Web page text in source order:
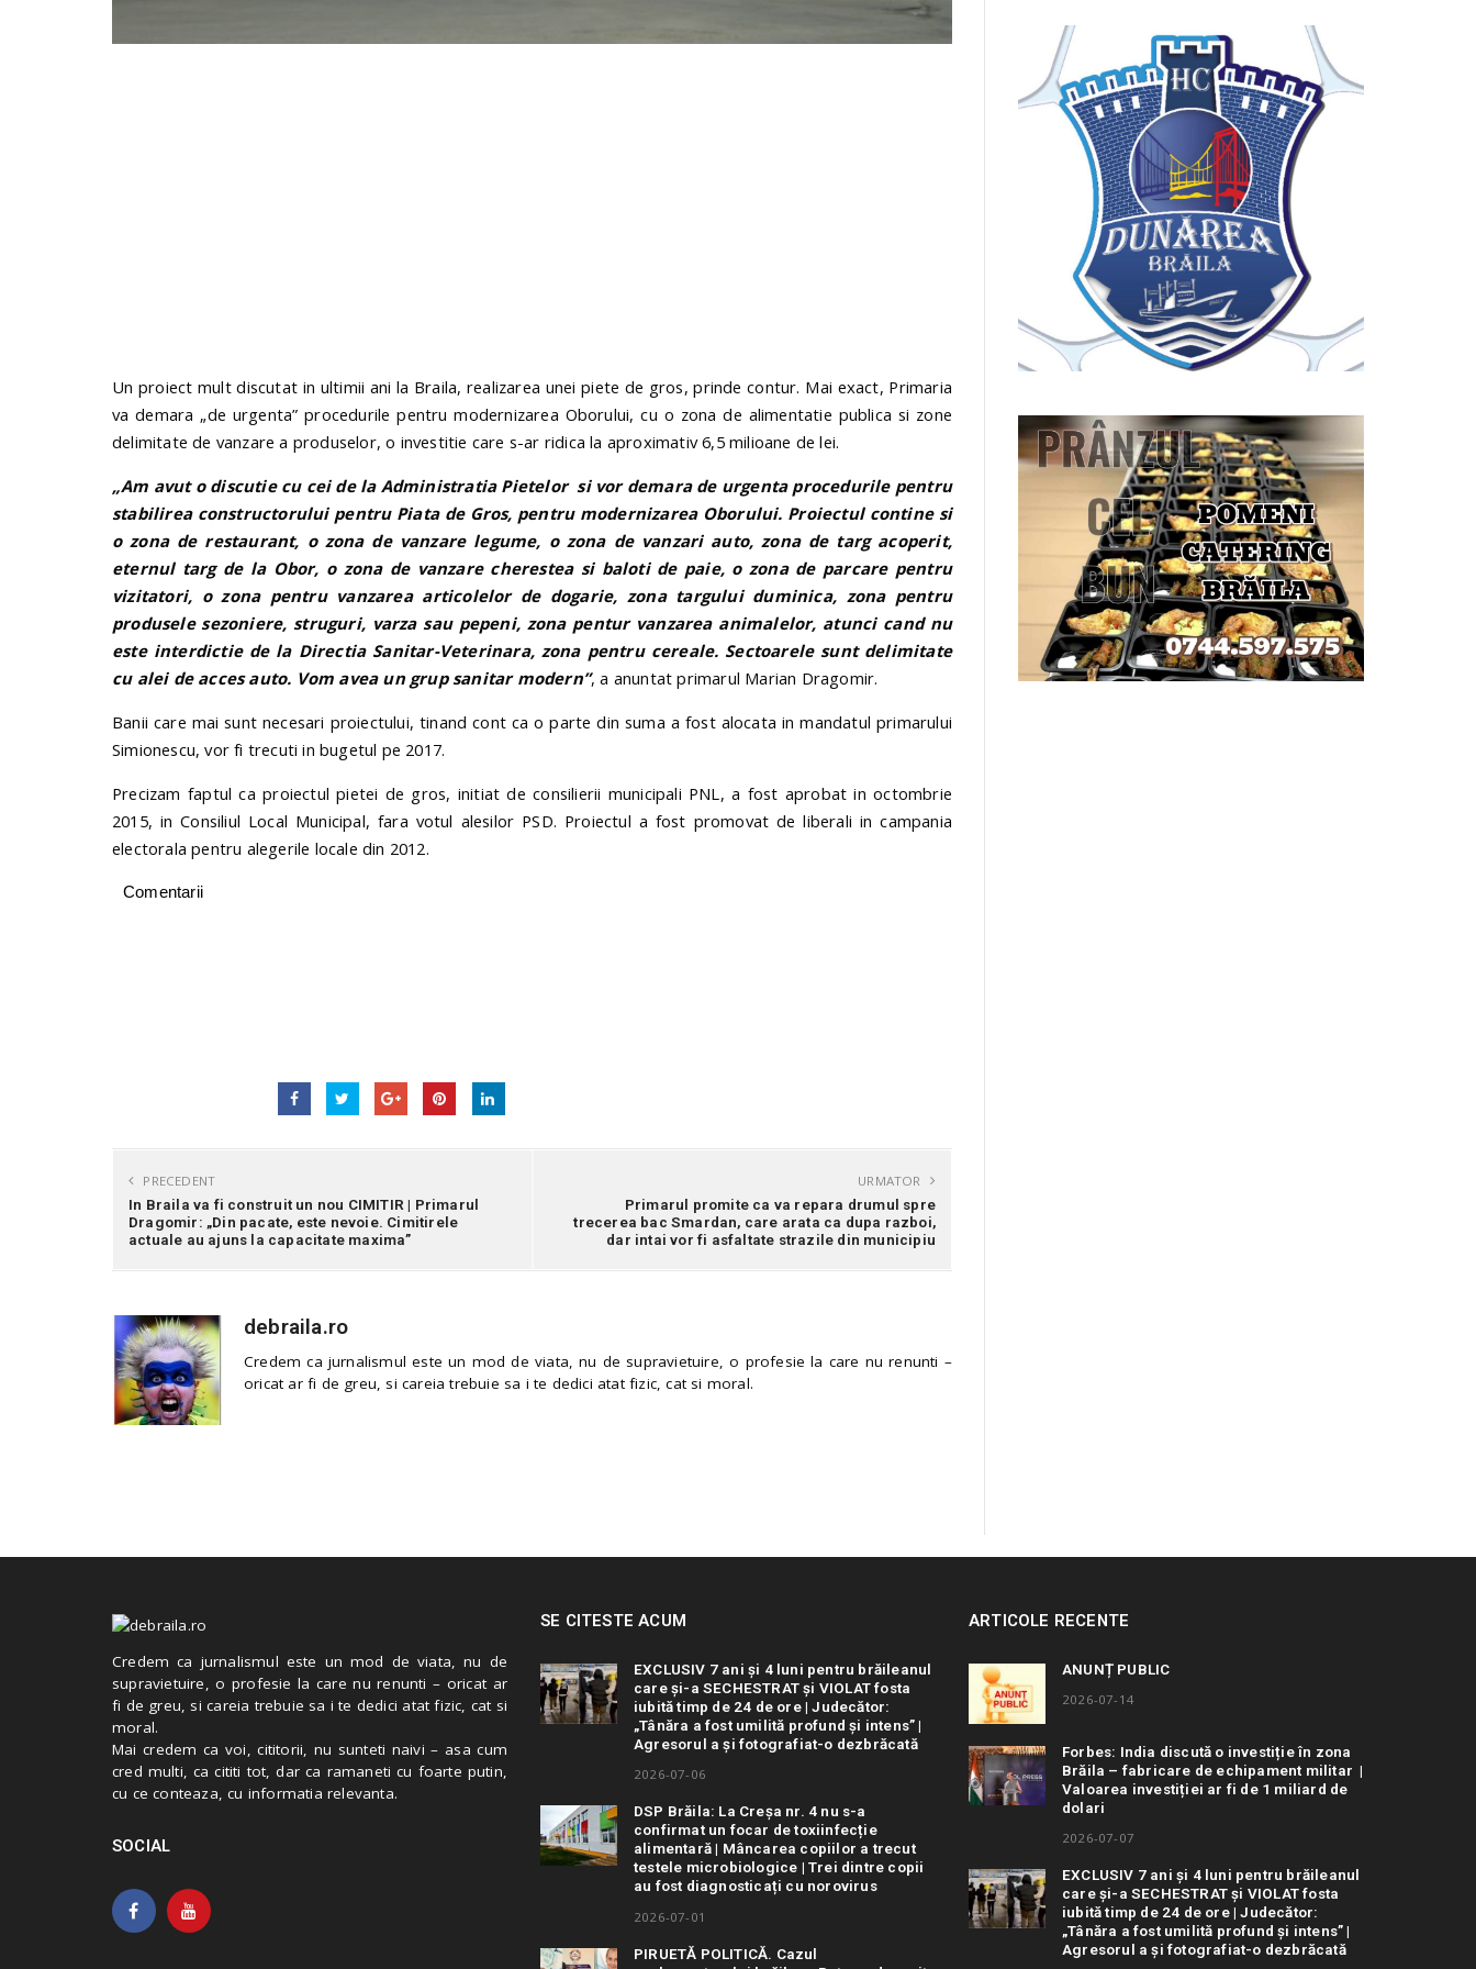
Un proiect mult discutat in ultimii ani la Braila, realizarea unei piete de gros, prinde contur. Mai exact, Primaria
va demara „de urgenta” procedurile pentru modernizarea Oborului, cu o zona de alimentatie publica si zone
delimitate de vanzare a produselor, o investitie care s-ar ridica la aproximativ 6,5 milioane de lei.
„Am avut o discutie cu cei de la Administratia Pietelor si vor demara de urgenta procedurile pentru
stabilirea constructorului pentru Piata de Gros, pentru modernizarea Oborului. Proiectul contine si
o zona de restaurant, o zona de vanzare legume, o zona de vanzari auto, zona de targ acoperit,
eternul targ de la Obor, o zona de vanzare cherestea si baloti de paie, o zona de parcare pentru
vizitatori, o zona pentru vanzarea articolelor de dogarie, zona targului duminica, zona pentru
produsele sezoniere, struguri, varza sau pepeni, zona pentur vanzarea animalelor, atunci cand nu
este interdictie de la Directia Sanitar-Veterinara, zona pentru cereale. Sectoarele sunt delimitate
cu alei de acces auto. Vom avea un grup sanitar modern”, a anuntat primarul Marian Dragomir.
Banii care mai sunt necesari proiectului, tinand cont ca o parte din suma a fost alocata in mandatul primarului
Simionescu, vor fi trecuti in bugetul pe 2017.
Precizam faptul ca proiectul pietei de gros, initiat de consilierii municipali PNL, a fost aprobat in octombrie
2015, in Consiliul Local Municipal, fara votul alesilor PSD. Proiectul a fost promovat de liberali in campania
electorala pentru alegerile locale din 2012.
Comentarii
PRECEDENT
In Braila va fi construit un nou CIMITIR | Primarul
Dragomir: „Din pacate, este nevoie. Cimitirele
actuale au ajuns la capacitate maxima”
URMATOR
Primarul promite ca va repara drumul spre
trecerea bac Smardan, care arata ca dupa razboi,
dar intai vor fi asfaltate strazile din municipiu
debraila.ro
Credem ca jurnalismul este un mod de viata, nu de supravietuire, o profesie la care nu renunti –
oricat ar fi de greu, si careia trebuie sa i te dedici atat fizic, cat si moral.
Credem ca jurnalismul este un mod de viata, nu de
supravietuire, o profesie la care nu renunti – oricat ar
fi de greu, si careia trebuie sa i te dedici atat fizic, cat si
moral.
Mai credem ca voi, cititorii, nu sunteti naivi – asa cum
cred multi, ca cititi tot, dar ca ramaneti cu foarte putin,
cu ce conteaza, cu informatia relevanta.
SOCIAL
SE CITESTE ACUM
EXCLUSIV 7 ani și 4 luni pentru brăileanul
care și-a SECHESTRAT și VIOLAT fosta
iubită timp de 24 de ore | Judecător:
„Tânăra a fost umilită profund și intens” |
Agresorul a și fotografiat-o dezbrăcată
2026-07-06
DSP Brăila: La Creșa nr. 4 nu s-a
confirmat un focar de toxiinfecție
alimentară | Mâncarea copiilor a trecut
testele microbiologice | Trei dintre copii
au fost diagnosticați cu norovirus
2026-07-01
PIRUETĂ POLITICĂ. Cazul
ARTICOLE RECENTE
ANUNȚ PUBLIC
2026-07-14
Forbes: India discută o investiție în zona
Brăila – fabricare de echipament militar |
Valoarea investiției ar fi de 1 miliard de
dolari
2026-07-07
EXCLUSIV 7 ani și 4 luni pentru brăileanul
care și-a SECHESTRAT și VIOLAT fosta
iubită timp de 24 de ore | Judecător:
„Tânăra a fost umilită profund și intens” |
Agresorul a și fotografiat-o dezbrăcată